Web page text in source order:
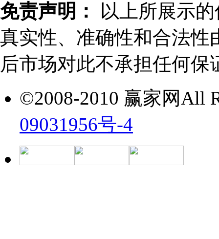
免责声明：
以上所展示
真实性、准确性和合法性
后市场对此不承担任何保
©2008-2010 赢家网All
09031956号-4